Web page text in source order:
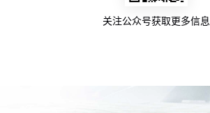
关注公众号获取更多信息